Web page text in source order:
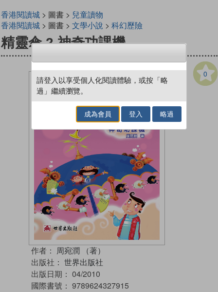
香港閱讀城> 圖書 > 兒童讀物
香港閱讀城> 圖書 > 文學小說 > 科幻歷險
精靈傘 2 神奇功課機
0
作者： 周宛潤 （著）
出版社： 世界出版社
出版日期： 04/2010
國際書號： 9789624327915
請登入以享受個人化閱讀體驗，或按「略
過」繼續瀏覽。
成為會員 登入 略過